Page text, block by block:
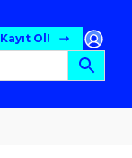
Kayıt Ol!